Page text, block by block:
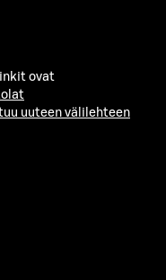
ovat
uuteen välilehteen